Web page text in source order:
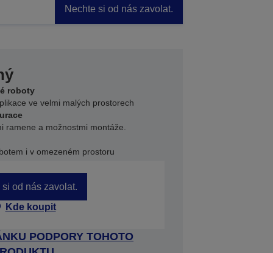
Nechte si od nás zavolat.
roboty
ve velmi malých prostorech
ramene a možnostmi montáže.
i v omezeném prostoru
od nás zavolat.
Kde koupit
PODPORY TOHOTO